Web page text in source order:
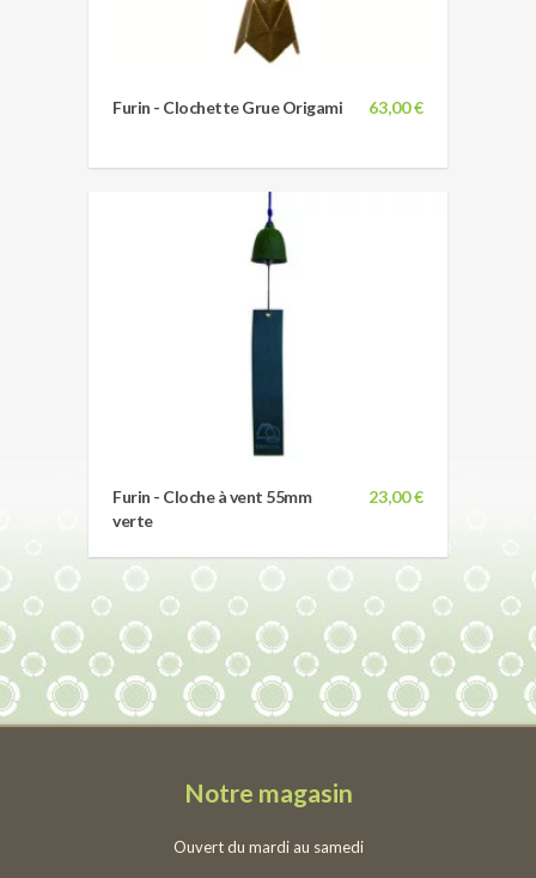
63,00 €
Furin - Clochette Grue Origami
23,00 €
Furin - Cloche à vent 55mm
verte
Notre magasin
Ouvert du mardi au samedi